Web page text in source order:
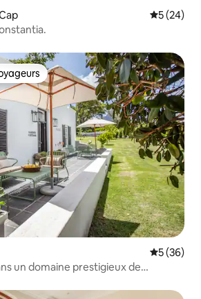
5 (24)
les plus appréciés
5 (36)
un domaine prestigieux de